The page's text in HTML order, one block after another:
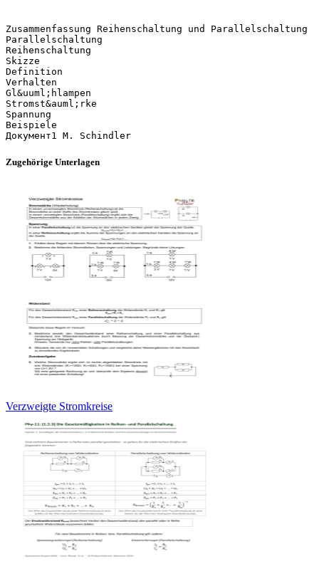
Zusammenfassung Reihenschaltung und Parallelschaltung
Parallelschaltung
Reihenschaltung
Skizze
Definition
Verhalten
Gl&uuml;hlampen
Stromst&auml;rke
Spannung
Beispiele
Zugehörige Unterlagen
Verzweigte Stromkreise